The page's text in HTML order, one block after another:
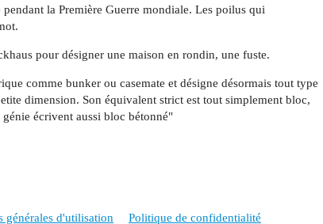
la Première Guerre mondiale. Les poilus qui
pour désigner une maison en rondin, une fuste.
comme bunker ou casemate et désigne désormais tout type
dimension. Son équivalent strict est tout simplement bloc,
écrivent aussi bloc bétonné"
générales d'utilisation Politique de confidentialité